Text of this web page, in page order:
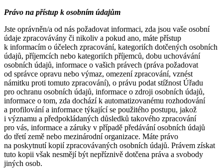
Právo na přístup k osobním údajům
Jste oprávněn/a od nás požadovat informaci, zda jsou vaše osobní
údaje zpracovávány či nikoliv a pokud ano, máte přístup
k informacím o účelech zpracování, kategoriích dotčených osobních
údajů, příjemcích nebo kategoriích příjemců, dobu uchovávání
osobních údajů, informace o vašich právech (práva požadovat
od správce opravu nebo výmaz, omezení zpracování, vznést
námitku proti tomuto zpracování), o právu podat stížnost Úřadu
pro ochranu osobních údajů, informace o zdroji osobních údajů,
informace o tom, zda dochází k automatizovanému rozhodování
a profilování a informace týkající se použitého postupu, jakož
i významu a předpokládaných důsledků takového zpracování
pro vás, informace a záruky v případě předávání osobních údajů
do třetí země nebo mezinárodní organizace. Máte právo
na poskytnutí kopií zpracovávaných osobních údajů. Právem získat
tuto kopii však nesmějí být nepříznivě dotčena práva a svobody
jiných osob.